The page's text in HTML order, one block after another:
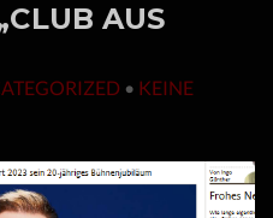
AUS
• KEINE